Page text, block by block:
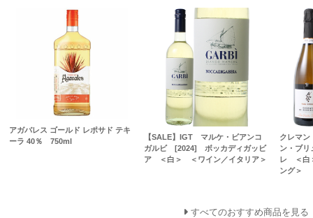
アガバレス ゴールド レポサド テキ
ーラ 40％ 750ml
【SALE】IGT マルケ・ビアンコ
ガルビ [2024] ボッカディガッビ
ア ＜白＞ ＜ワイン／イタリア＞
クレマ
ン・ブ
レ ＜白
ング＞
すべてのおすすめ商品を見る